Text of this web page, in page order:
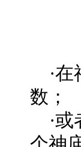
·在
数；
·或